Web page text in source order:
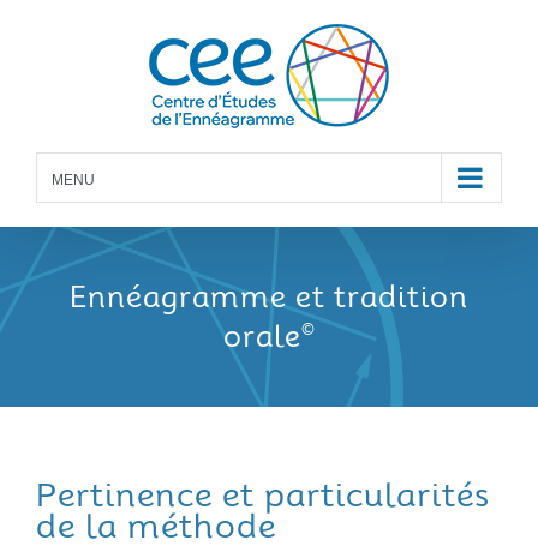
MENU
Ennéagramme et tradition
orale©
Pertinence et particularités
de la méthode